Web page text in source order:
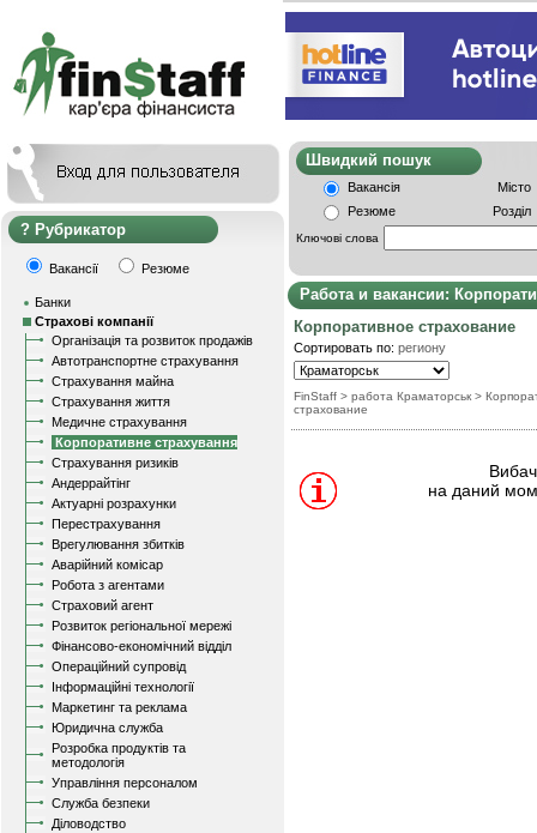
Рубрикатор
Вакансії Резюме
Банки
Страхові компанії
Організація та розвиток продажів
Автотранспортне страхування
Страхування майна
Страхування життя
Медичне страхування
Корпоративне страхування
Страхування ризиків
Андеррайтінг
Актуарні розрахунки
Перестрахування
Врегулювання збитків
Аварійний комісар
Робота з агентами
Страховий агент
Розвиток регіональної мережі
Фінансово-економічний відділ
Операційний супровід
Інформаційні технології
Маркетинг та реклама
Юридична служба
Розробка продуктів та
методологія
Управління персоналом
Служба безпеки
Діловодство
Швидкий
Вакансія
Місто
Резюме
Розділ
Ключові слова
Работа и вакансии:
Корпоративное страхование
Сортировать по: региону
FinStaff > работа Краматорськ >
страхование
на даний